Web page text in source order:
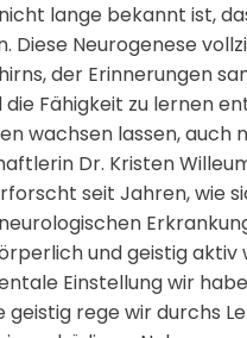
lange bekannt ist,
Diese Neurogenese
der Erinnerungen
Fähigkeit zu lernen
wachsen lassen,
Dr. Kristen
seit Jahren, wie
und geistig aktiv
Einstellung wir
geistig rege wir durchs